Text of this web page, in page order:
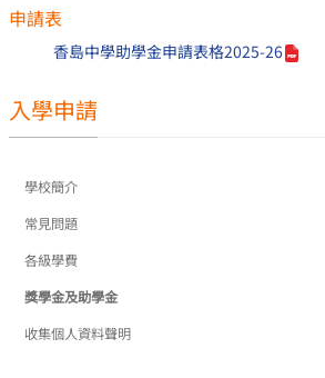
申請表
香島中學助學金申請表格2025-26
入學申請
學校簡介
常見問題
各級學費
獎學金及助學金
收集個人資料聲明